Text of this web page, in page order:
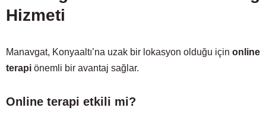
Hizmeti
Manavgat, Konyaaltı’na uzak bir lokasyon olduğu için online
terapi önemli bir avantaj sağlar.
Online terapi etkili mi?